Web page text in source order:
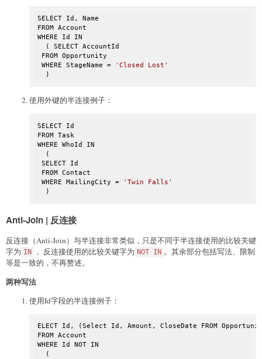
SELECT Id, Name
FROM Account
WHERE Id IN
  ( SELECT AccountId
FROM Opportunity
WHERE StageName =
'Closed Lost'
  )
使用外键的半连接例子：
SELECT Id
FROM Task
WHERE WhoId IN
  (
SELECT Id
FROM Contact
WHERE MailingCity =
'Twin Falls'
  )
Anti-Join | 反连接
反连接（Anti-Join）与半连接非常类似，只是不同于半连接使用的比较关键
字为 IN ， 反连接使用的比较关键字为 NOT IN 。其余部分包括写法、限制
等是一致的，不再赘述。
两种写法
使用Id字段的半连接例子：
ELECT Id, (Select Id, Amount, CloseDate FROM
FROM Account
WHERE Id NOT IN
  (